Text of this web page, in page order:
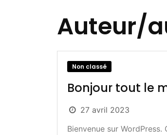
Auteur/
Non classé
Bonjour tout le
27 avril 2023
Bienvenue sur